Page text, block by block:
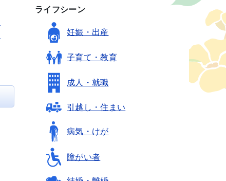
ライフシーン
妊娠・出産
子育て・教育
成人・就職
引越し・住まい
病気・けが
障がい者